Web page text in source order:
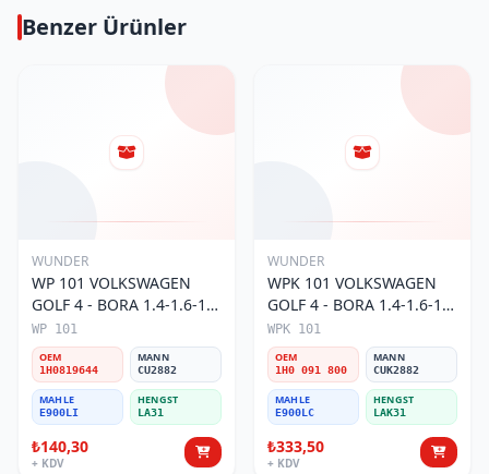
Benzer Ürünler
WUNDER
WP 101 VOLKSWAGEN
GOLF 4 - BORA 1.4-1.6-1.8
POLO III 1H0 819 644
Polen Filtresi
WP 101
OEM
1H0819644
MANN
CU2882
MAHLE
E900LI
HENGST
LA31
₺140,30
+ KDV
WUNDER
WPK 101 VOLKSWAGEN
GOLF 4 - BORA 1.4-1.6-1.8
POLO III KARBONLU 1H0
091 800 Polen Filtresi
WPK 101
OEM
1H0 091 800
MANN
CUK2882
MAHLE
E900LC
HENGST
LAK31
₺333,50
+ KDV